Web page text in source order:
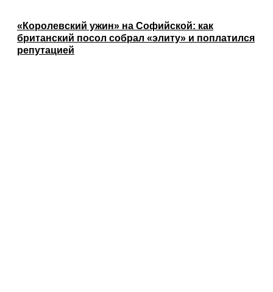
«Королевский ужин» на Софийской: как
британский посол собрал «элиту» и поплатился
репутацией